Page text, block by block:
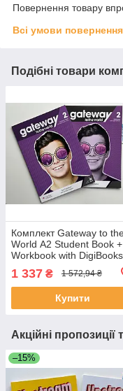
Повернення товару
Всі умови повернення
Подібні товари
Комплект Gateway to
World А2 Student Book +
Workbook with DigiBooks
зошит)
1 337 ₴ 1 572,94 ₴
Купити
Акційні пропозиції
–15%